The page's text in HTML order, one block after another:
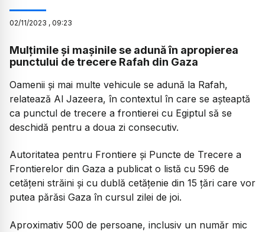
02/11/2023 , 09:23
Mulțimile și mașinile se adună în apropierea
punctului de trecere Rafah din Gaza
Oamenii și mai multe vehicule se adună la Rafah,
relatează Al Jazeera, în contextul în care se așteaptă
ca punctul de trecere a frontierei cu Egiptul să se
deschidă pentru a doua zi consecutiv.
Autoritatea pentru Frontiere și Puncte de Trecere a
Frontierelor din Gaza a publicat o listă cu 596 de
cetățeni străini și cu dublă cetățenie din 15 țări care vor
putea părăsi Gaza în cursul zilei de joi.
Aproximativ 500 de persoane, inclusiv un număr mic